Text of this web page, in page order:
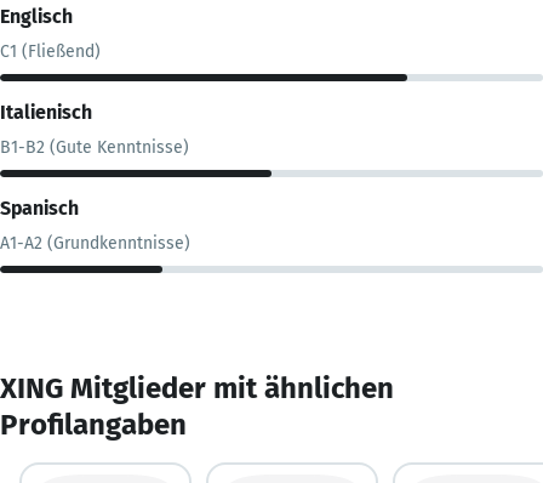
Englisch
C1 (Fließend)
Italienisch
B1-B2 (Gute Kenntnisse)
Spanisch
A1-A2 (Grundkenntnisse)
XING Mitglieder mit ähnlichen
Profilangaben